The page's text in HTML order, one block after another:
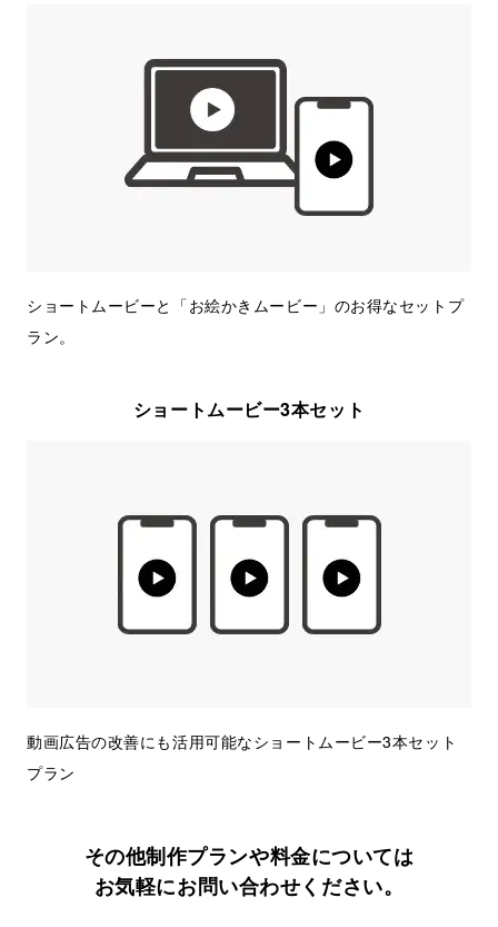
ショートムービーと「お絵かきムービー」のお得なセットプ
ラン。
ショートムービー3本セット
動画広告の改善にも活用可能なショートムービー3本セット
プラン
その他制作プランや料金については
お気軽にお問い合わせください。